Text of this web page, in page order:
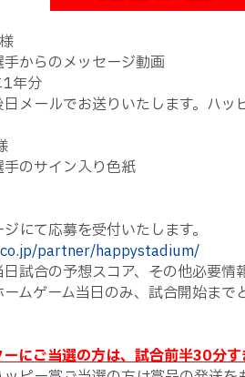
手からのメッセージ動画
1年分
メールでお送りいたします。ハッ
手のサイン入り色紙
にて応募を受付いたします。
partner/happystadium/
試合の予想スコア、その他必要情
ムゲーム当日のみ、試合開始まで
にご当選の方は、試合前半30分